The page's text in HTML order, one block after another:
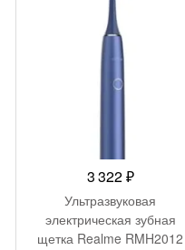
3 322₽
Ультразвуковая
электрическая зубная
щетка Realme RMH2012